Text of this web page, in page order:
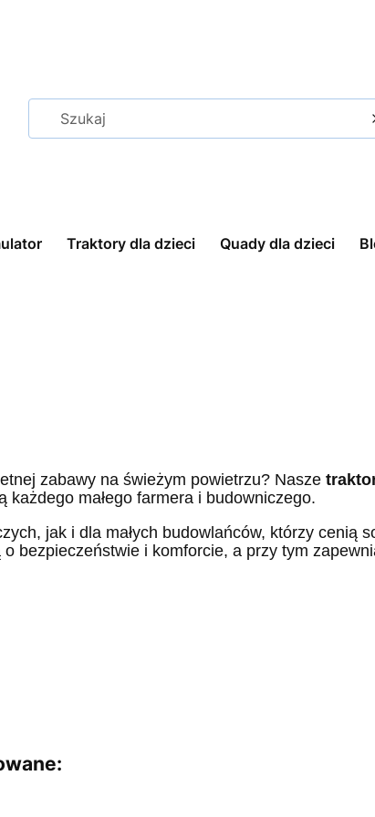
Traktory dla dzieci Quady dla dzieci
zabawy na świeżym powietrzu? Nasze
małego farmera i budowniczego.
jak i dla małych budowlańców, którzy cenią
bezpieczeństwie i komforcie, a przy tym